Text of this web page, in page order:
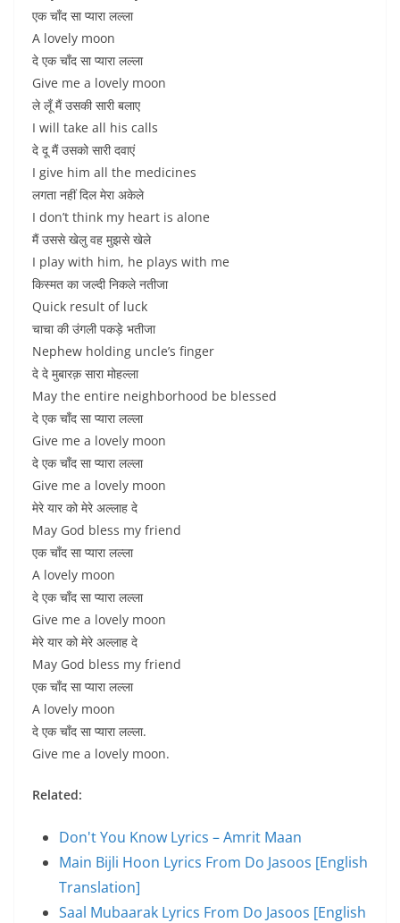
एक चाँद सा प्यारा लल्ला
A lovely moon
दे एक चाँद सा प्यारा लल्ला
Give me a lovely moon
ले लूँ मैं उसकी सारी बलाए
I will take all his calls
दे दू मैं उसको सारी दवाएं
I give him all the medicines
लगता नहीं दिल मेरा अकेले
I don’t think my heart is alone
मैं उससे खेलु वह मुझसे खेले
I play with him, he plays with me
किस्मत का जल्दी निकले नतीजा
Quick result of luck
चाचा की उंगली पकड़े भतीजा
Nephew holding uncle’s finger
दे दे मुबारक़ सारा मोहल्ला
May the entire neighborhood be blessed
दे एक चाँद सा प्यारा लल्ला
Give me a lovely moon
दे एक चाँद सा प्यारा लल्ला
Give me a lovely moon
मेरे यार को मेरे अल्लाह दे
May God bless my friend
एक चाँद सा प्यारा लल्ला
A lovely moon
दे एक चाँद सा प्यारा लल्ला
Give me a lovely moon
मेरे यार को मेरे अल्लाह दे
May God bless my friend
एक चाँद सा प्यारा लल्ला
A lovely moon
दे एक चाँद सा प्यारा लल्ला.
Give me a lovely moon.
Related:
Don't You Know Lyrics – Amrit Maan
Main Bijli Hoon Lyrics From Do Jasoos [English
Translation]
Saal Mubaarak Lyrics From Do Jasoos [English